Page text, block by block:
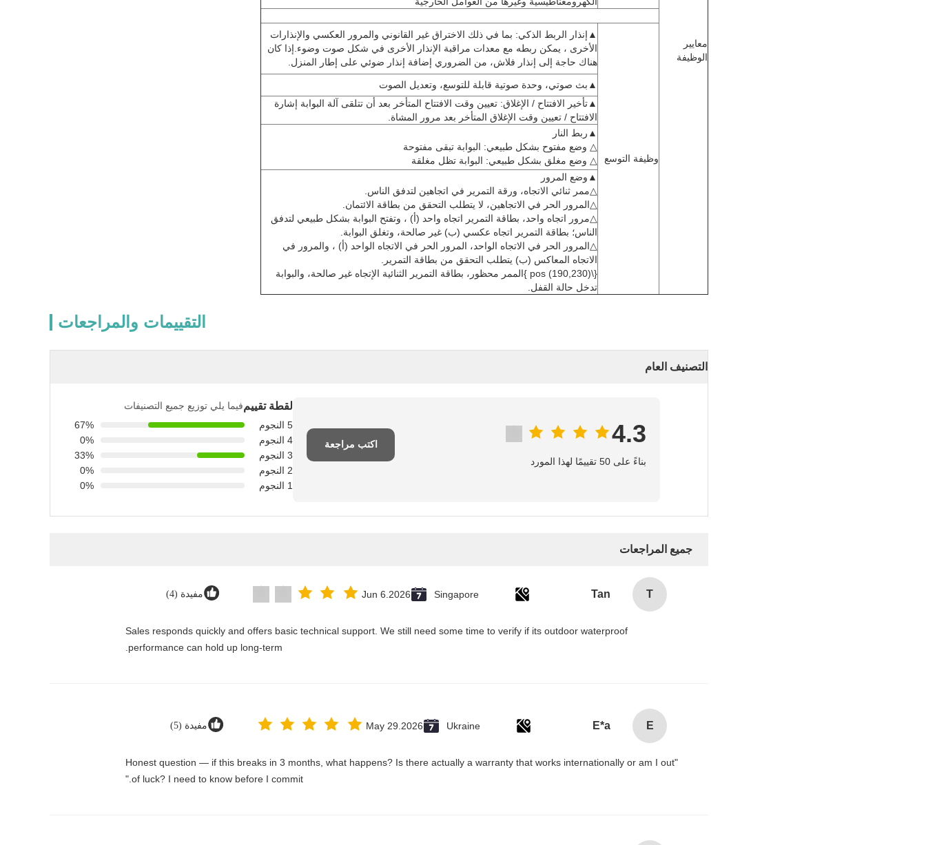
معايير
الوظيفة
وظيفة التوسع
▲إنذار الربط الذكي: بما في ذلك الاختراق غير القانوني والمرور العكسي والإنذارات
الأخرى ، يمكن ربطه مع معدات مراقبة الإنذار الأخرى في شكل صوت وضوء.إذا كان
هناك حاجة إلى إنذار فلاش، من الضروري إضافة إنذار ضوئي على إطار المنزل.
▲بث صوتي، وحدة صوتية قابلة للتوسع، وتعديل الصوت
▲تأخير الافتتاح / الإغلاق: تعيين وقت الافتتاح المتأخر بعد أن تتلقى آلة البوابة إشارة
الافتتاح / تعيين وقت الإغلاق المتأخر بعد مرور المشاة.
▲ربط النار
△ وضع مفتوح بشكل طبيعي: البوابة تبقى مفتوحة
△ وضع مغلق بشكل طبيعي: البوابة تظل مغلقة
▲وضع المرور
△ممر ثنائي الاتجاه، ورقة التمرير في اتجاهين لتدفق الناس.
△المرور الحر في الاتجاهين، لا يتطلب التحقق من بطاقة الائتمان.
△مرور اتجاه واحد، بطاقة التمرير اتجاه واحد (أ) ، وتفتح البوابة بشكل طبيعي لتدفق
الناس؛ بطاقة التمرير اتجاه عكسي (ب) غير صالحة، وتغلق البوابة.
△المرور الحر في الاتجاه الواحد، المرور الحر في الاتجاه الواحد (أ) ، والمرور في
الاتجاه المعاكس (ب) يتطلب التحقق من بطاقة التمرير.
{\pos (190,230) }الممر محظور، بطاقة التمرير الثنائية الإتجاه غير صالحة، والبوابة
تدخل حالة القفل.
التقييمات والمراجعات
التصنيف العام
4.3
بناءً على 50 تقييمًا لهذا المورد
اكتب مراجعة
لقطة تقييمفيما يلي توزيع جميع التصنيفات
5 النجوم
67%
4 النجوم
0%
3 النجوم
33%
2 النجوم
0%
1 النجوم
0%
جميع المراجعات
T
Tan
Singapore
Jun 6.2026 مفيدة (4)
Sales responds quickly and offers basic technical support. We still need some time to verify if its outdoor waterproof
performance can hold up long-term.
E
E*a
Ukraine
May 29.2026 مفيدة (5)
"Honest question — if this breaks in 3 months, what happens? Is there actually a warranty that works internationally or am I out
of luck? I need to know before I commit."